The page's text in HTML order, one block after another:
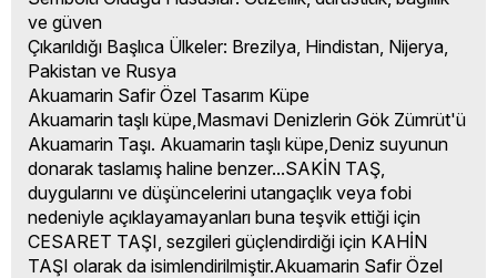
ve güven
Çıkarıldığı Başlıca Ülkeler: Brezilya, Hindistan, Nijerya,
Pakistan ve Rusya
Akuamarin Safir Özel Tasarım Küpe
Akuamarin taşlı küpe,Masmavi Denizlerin Gök Zümrüt'ü
Akuamarin Taşı. Akuamarin taşlı küpe,Deniz suyunun
donarak taslamış haline benzer...SAKİN TAŞ,
duygularını ve düşüncelerini utangaçlık veya fobi
nedeniyle açıklayamayanları buna teşvik ettiği için
CESARET TAŞI, sezgileri güçlendirdiği için KAHİN
TAŞI olarak da isimlendirilmiştir.Akuamarin Safir Özel